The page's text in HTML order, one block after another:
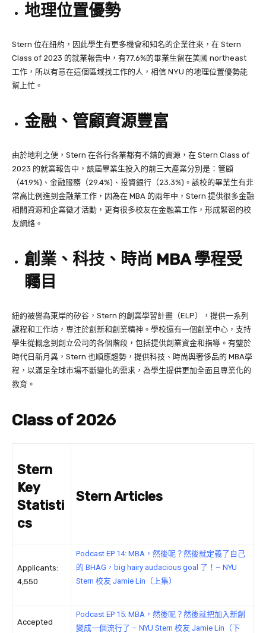
地理位置優勢
Stern 位在紐約，因此學生有更多機會和知名的企業往來，在 Stern
Class of 2023 的就業報告中，有77.6%的畢業生留在美國 northeast
工作，所以有意在這個區域找工作的人，相信 NYU 的地理位置優勢能
幫上忙。
金融、管顧資源豐富
由於地利之便，Stern 在各行各業都有不錯的資源，在 Stern Class of
2023 的就業報告中，該屆畢業生投入的前三大產業分別是：管顧
（41.9%)、金融服務（29.4%)、投資銀行（23.3%)。該校的畢業生有非
常高比例進到金融業工作，因為在 MBA 的兩年中，Stern 提供很多金融
相關資源和企業徵才活動，更有很多校友在金融業工作，形成緊密的校
友網絡。
創業、科技、時尚 MBA 學程受
矚目
紐約被譽為東岸的矽谷，Stern 的創業學習計畫（ELP），提供一系列
課程和工作坊，專注於創新和創業精神。學校還有一個創業中心，支持
學生從概念到創立公司的各個階段，包括提供創業資金和指導。​有鑒於
時代日新月異，Stern 也順應趨勢，提供科技、時尚與奢侈品的 MBA學
程，以滿足全球市場不斷變化的需求，為學生提供更加全面且專業化的
教育。
Class of 2026
Stern
Key
Statisti
cs
Stern Articles
Applicants:
4,550
Podcast EP 14: MBA，然後呢？然後就定義了自己
的 BHAG，big hairy audacious goal 了！– NYU
Stern 校友 Jamie Lin（上集）
Accepted
Podcast EP 15: MBA，然後呢？然後就把加入新創
變成一個流行了 – NYU Stern 校友 Jamie Lin（下